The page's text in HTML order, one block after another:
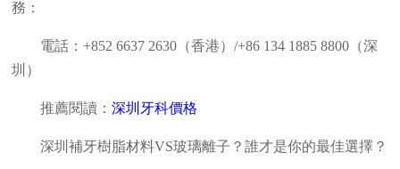
務：
電話：+852 6637 2630（香港）/+86 134 1885 8800（深
圳）
推薦閱讀：深圳牙科價格
深圳補牙樹脂材料VS玻璃離子？誰才是你的最佳選擇？